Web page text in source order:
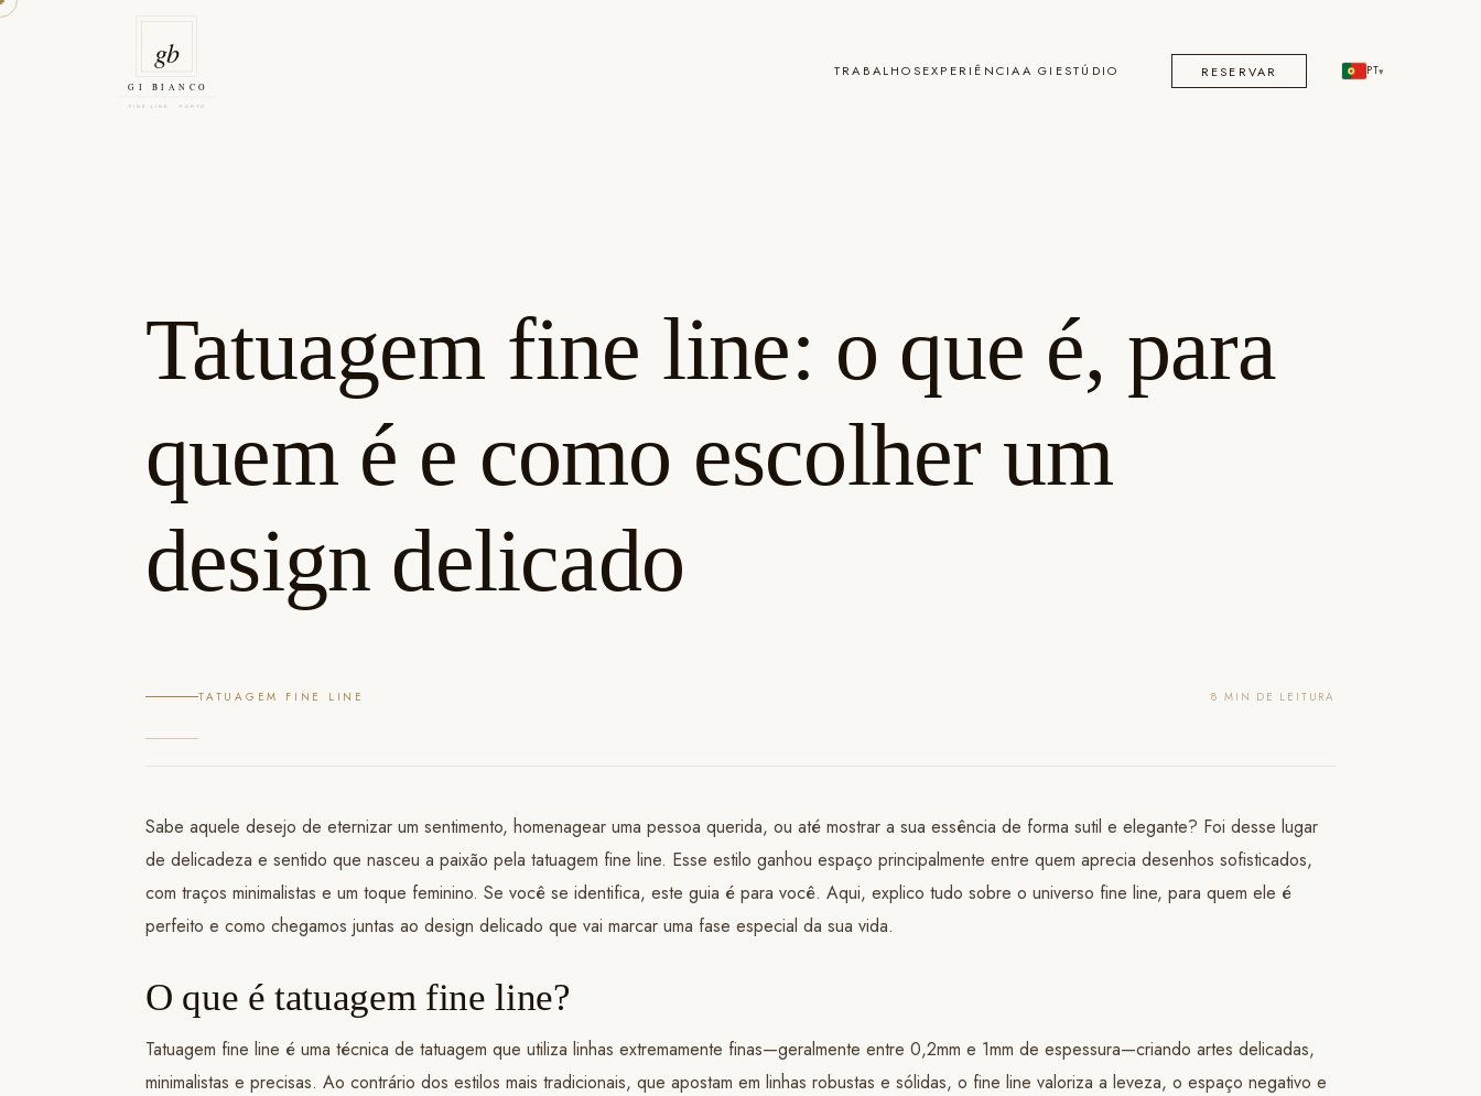
Skip
Gi Bianco Tattoo Porto
TRABALHOSEXPERIÊNCIAA GI ESTÚDIO RESERVAR PT▾
Tatuagem fine line: o que é, para
quem é e como escolher um
design delicado
TATUAGEM FINE LINE 8 MIN DE LEITURA
Sabe aquele desejo de eternizar um sentimento, homenagear uma pessoa querida, ou até mostrar a sua essência de forma sutil e elegante? Foi desse lugar
de delicadeza e sentido que nasceu a paixão pela tatuagem fine line. Esse estilo ganhou espaço principalmente entre quem aprecia desenhos sofisticados,
com traços minimalistas e um toque feminino. Se você se identifica, este guia é para você. Aqui, explico tudo sobre o universo fine line, para quem ele é
perfeito e como chegamos juntas ao design delicado que vai marcar uma fase especial da sua vida.
O que é tatuagem fine line?
Tatuagem fine line é uma técnica de tatuagem que utiliza linhas extremamente finas—geralmente entre 0,2mm e 1mm de espessura—criando artes delicadas,
minimalistas e precisas. Ao contrário dos estilos mais tradicionais, que apostam em linhas robustas e sólidas, o fine line valoriza a leveza, o espaço negativo e